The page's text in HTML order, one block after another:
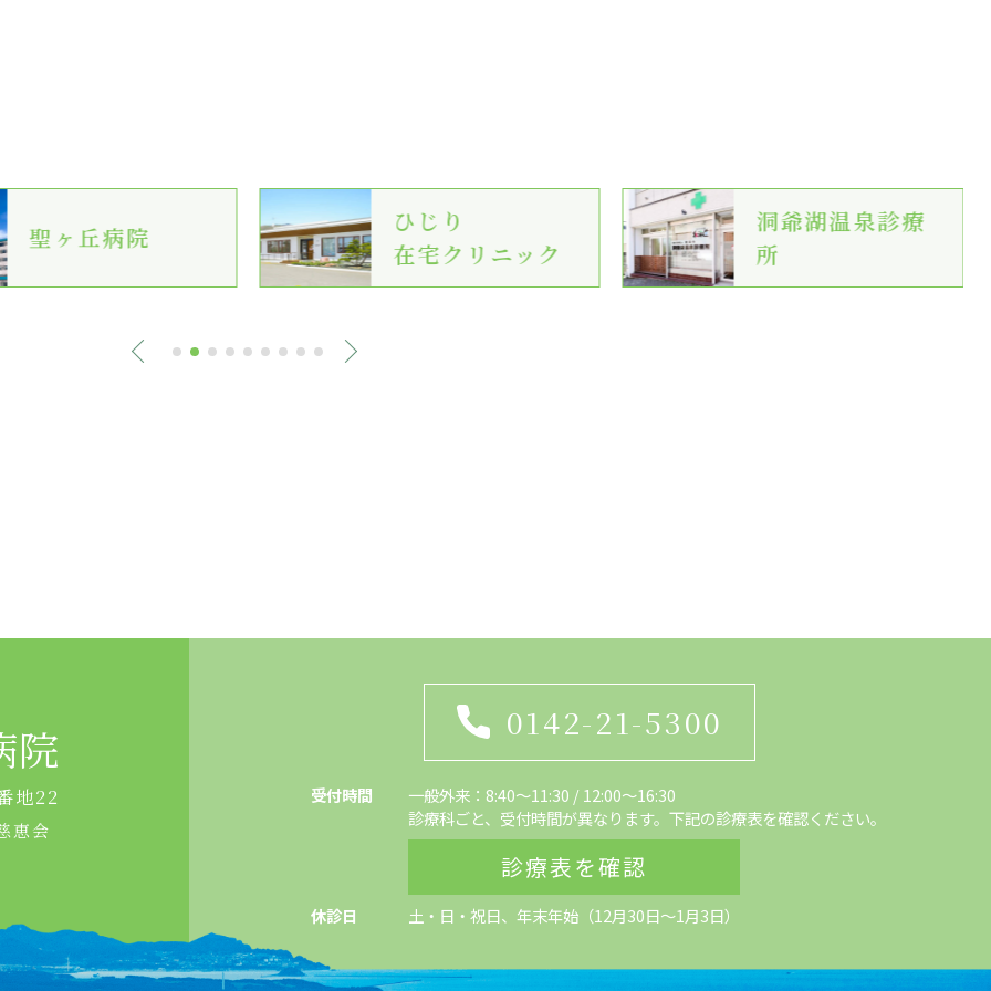
聖ヶ丘病院
ひじり
在宅クリニック
洞爺湖温泉診療
所
院
地22
恵会
0142-21-5300
受付時間 一般外来：8:40～11:30 /12:00〜16:30
診療科ごと、受付時間が異なります。下記の診療表を確認ください。
診療表を確認
休診日 土・日・祝日、年末年始（12月30日～1月3日）